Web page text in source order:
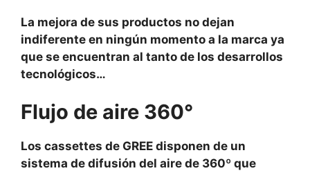
La mejora de sus productos no dejan
indiferente en ningún momento a la marca ya
que se encuentran al tanto de los desarrollos
tecnológicos…
Flujo de aire 360°
Los cassettes de GREE disponen de un
sistema de difusión del aire de 360º que